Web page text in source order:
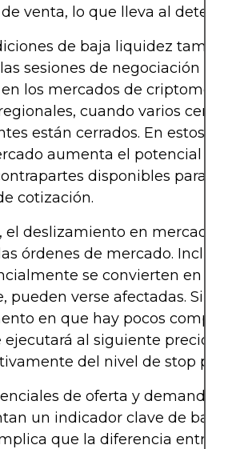
venta, lo que lleva al deterioro
de baja liquidez también
sesiones de negociación fuera
los mercados de
cuando varios centros
están cerrados. En estos
aumenta el potencial de
disponibles para
cotización.
el deslizamiento en mercados
órdenes de mercado. Incluso
se convierten en
pueden verse afectadas. Si se
en que hay pocos
ejecutará al siguiente precio
del nivel de stop
de oferta y demanda
un indicador clave de baja
que la diferencia entre el